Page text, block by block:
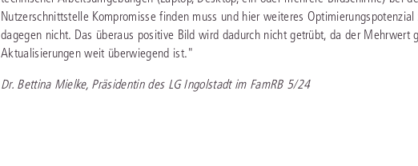
Nutzerschnittstelle Kompromisse finden muss und hier weiteres
dagegen nicht. Das überaus positive Bild wird dadurch nicht getrübt, da der Mehrwert
Aktualisierungen weit überwiegend ist."
Dr. Bettina Mielke, Präsidentin des LG Ingolstadt im FamRB 5/24